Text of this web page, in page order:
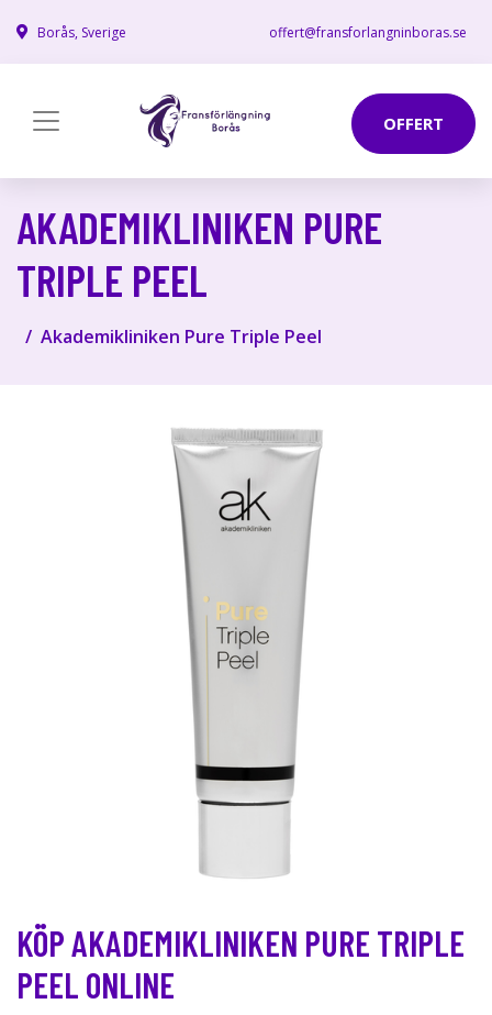
Borås, Sverige offert@fransforlangninboras.se
OFFERT
AKADEMIKLINIKEN PURE
TRIPLE PEEL
Akademikliniken Pure Triple Peel
KÖP AKADEMIKLINIKEN PURE TRIPLE
PEEL ONLINE